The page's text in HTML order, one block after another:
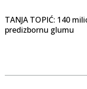
TANJA TOPIĆ: 140
predizbornu glumu